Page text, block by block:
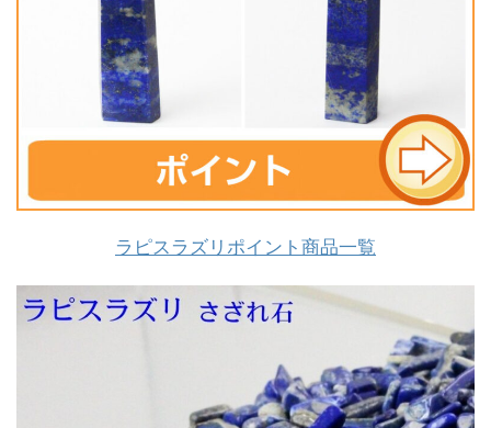
ラピスラズリポイント商品一覧